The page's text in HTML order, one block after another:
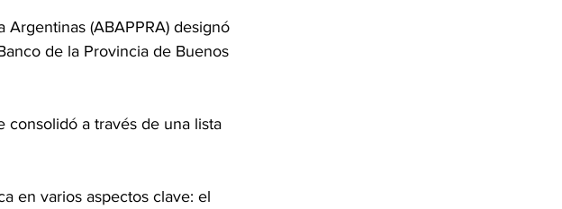
(ABAPPRA) designó
de la Provincia de Buenos
consolidó a través de una lista
en varios aspectos clave: el